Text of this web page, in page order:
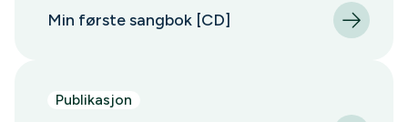
Min første sangbok [CD]
Publikasjon